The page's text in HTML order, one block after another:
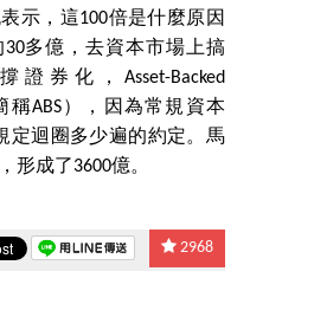
示，這100倍是什麼原因
多億，去資本市場上搞
證券化，Asset-Backed
稱ABS），因為常規資本
定迴圈多少遍的約定。馬
形成了3600億。
2968